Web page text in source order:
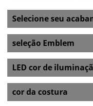
Selecione seu
seleção Emblem
LED cor de
cor da costura